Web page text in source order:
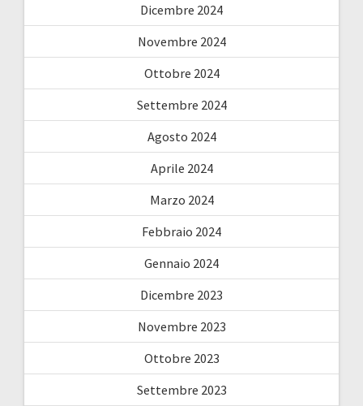
Dicembre 2024
Novembre 2024
Ottobre 2024
Settembre 2024
Agosto 2024
Aprile 2024
Marzo 2024
Febbraio 2024
Gennaio 2024
Dicembre 2023
Novembre 2023
Ottobre 2023
Settembre 2023